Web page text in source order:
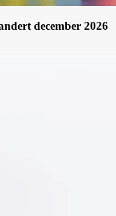
december 2026